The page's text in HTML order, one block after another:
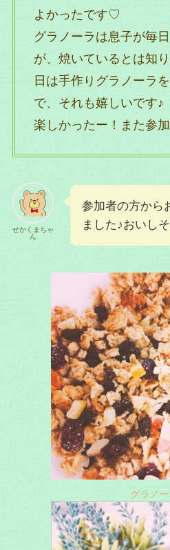
よかったです♡
グラノーラは息子が毎
が、焼いているとは知
日は手作りグラノーラ
で、それも嬉しいです♪
楽しかったー！また参
せかくまちゃ
ん
参加者の方から
ました♪おいし
グラノー